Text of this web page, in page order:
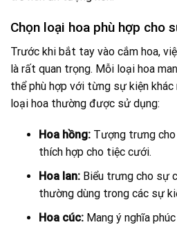
Chọn loại hoa phù hợp cho
Trước khi bắt tay vào cắm hoa,
là rất quan trọng. Mỗi loại hoa
thể phù hợp với từng sự kiện
loại hoa thường được sử dụng:
Hoa hồng:Tượng trưng cho
thích hợp cho tiệc cưới.
Hoa lan:Biểu trưng cho sự
thường dùng trong các sự
Hoa cúc:Mang ý nghĩa